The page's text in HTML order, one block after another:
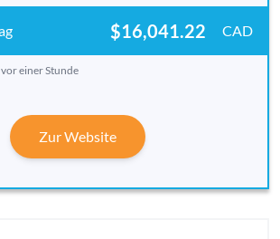
$16,041.22 CAD
vor einer Stunde
Zur Website